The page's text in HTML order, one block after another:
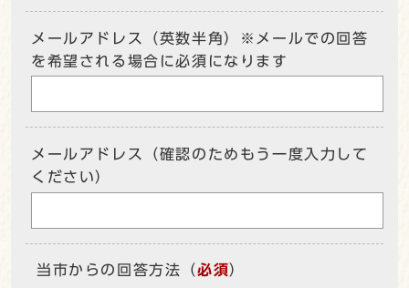
メールアドレス（英数半角）※メールでの回答
を希望される場合に必須になります
メールアドレス（確認のためもう一度入力して
ください）
当市からの回答方法 （必須）